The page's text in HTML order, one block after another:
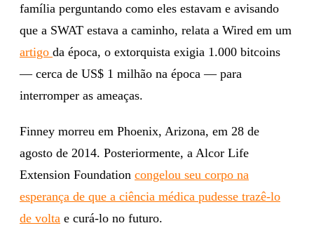
família perguntando como eles estavam e avisando
que a SWAT estava a caminho, relata a Wired em um
artigo da época, o extorquista exigia 1.000 bitcoins
— cerca de US$ 1 milhão na época — para
interromper as ameaças.
Finney morreu em Phoenix, Arizona, em 28 de
agosto de 2014. Posteriormente, a Alcor Life
Extension Foundation congelou seu corpo na
esperança de que a ciência médica pudesse trazê-lo
de volta e curá-lo no futuro.